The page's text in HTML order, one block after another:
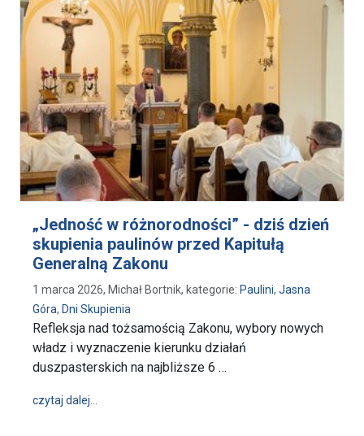
„Jedność w różnorodności” - dziś dzień
skupienia paulinów przed Kapitułą
Generalną Zakonu
1 marca 2026, Michał Bortnik, kategorie: Paulini, Jasna
Góra, Dni Skupienia
Refleksja nad tożsamością Zakonu, wybory nowych
władz i wyznaczenie kierunku działań
duszpasterskich na najbliższe 6 …
czytaj dalej…